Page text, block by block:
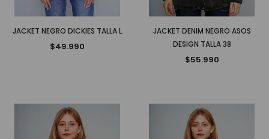
JACKET NEGRO DICKIES TALLA L
$49.990
JACKET DENIM NEGRO ASOS
DESIGN TALLA 38
$55.990